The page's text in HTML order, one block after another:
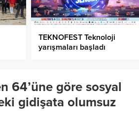
TEKNOFEST Teknoloji
yarışmaları başladı
64’üne göre sosyal
gidişata olumsuz